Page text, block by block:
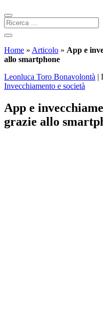
Home » Articolo » App e
allo smartphone
Leonluca Toro Bonavolontà |
Invecchiamento e società
App e
grazie allo